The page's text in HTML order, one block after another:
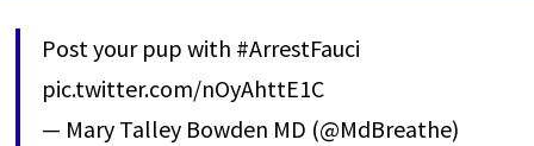
Post your pup with #ArrestFauci
pic.twitter.com/nOyAhttE1C
— Mary Talley Bowden MD (@MdBreathe)